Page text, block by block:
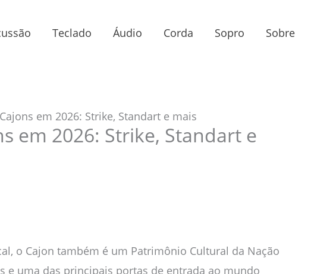
Teclado Áudio Corda Sopro Sobre
em 2026: Strike, Standart e mais
em 2026: Strike, Standart e
o Cajon também é um Patrimônio Cultural da Nação
e uma das principais portas de entrada ao mundo